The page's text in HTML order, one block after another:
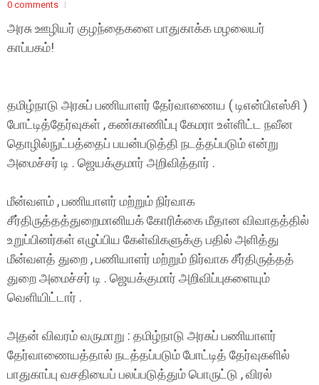
0 comments
அரசு ஊழியர் குழந்தைகளை பாதுகாக்க மழலையர்
காப்பகம்!
தமிழ்நாடு அரசுப் பணியாளர் தேர்வாணைய ( டிஎன்பிஎஸ்சி )
போட்டித்தேர்வுகள் , கண்காணிப்பு கேமரா உள்ளிட்ட நவீன
தொழில்நுட்பத்தைப் பயன்படுத்தி நடத்தப்படும் என்று
அமைச்சர் டி . ஜெயக்குமார் அறிவித்தார் .
மீன்வளம் , பணியாளர் மற்றும் நிர்வாக
சீர்திருத்தத்துறைமானியக் கோரிக்கை மீதான விவாதத்தில்
உறுப்பினர்கள் எழுப்பிய கேள்விகளுக்கு பதில் அளித்து
மீன்வளத் துறை , பணியாளர் மற்றும் நிர்வாக சீர்திருத்தத்
துறை அமைச்சர் டி . ஜெயக்குமார் அறிவிப்புகளையும்
வெளியிட்டார் .
அதன் விவரம் வருமாறு : தமிழ்நாடு அரசுப் பணியாளர்
தேர்வாணையத்தால் நடத்தப்படும் போட்டித் தேர்வுகளில்
பாதுகாப்பு வசதியைப் பலப்படுத்தும் பொருட்டு , விரல்